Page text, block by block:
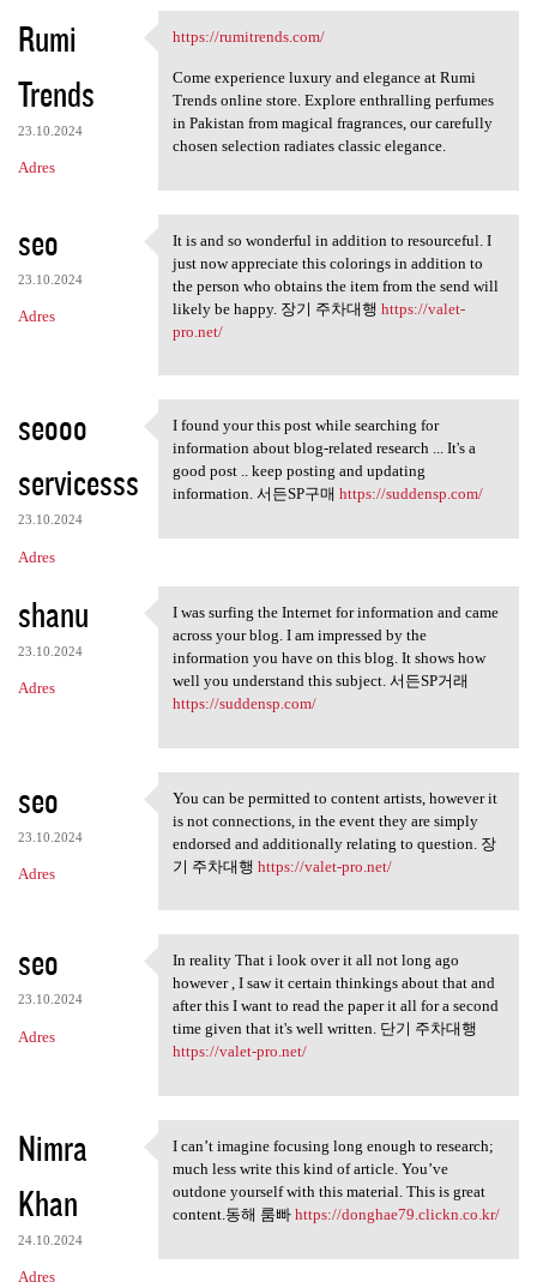
Rumi
Trends
23.10.2024
Adres
https://rumitrends.com/
https://rumitrends.com/
Come experience luxury and elegance at Rumi
Trends online store. Explore enthralling perfumes
in Pakistan from magical fragrances, our carefully
chosen selection radiates classic elegance.
seo
23.10.2024
Adres
It is and so wonderful in
It is and so wonderful in addition to resourceful. I
just now appreciate this colorings in addition to
the person who obtains the item from the send will
likely be happy. 장기 주차대행 https://valet-
pro.net/
seooo
servicesss
23.10.2024
Adres
I found your this post while
I found your this post while searching for
information about blog-related research ... It's a
good post .. keep posting and updating
information. 서든SP구매 https://suddensp.com/
shanu
23.10.2024
Adres
I was surfing the Internet
I was surfing the Internet for information and came
across your blog. I am impressed by the
information you have on this blog. It shows how
well you understand this subject. 서든SP거래
https://suddensp.com/
seo
23.10.2024
Adres
You can be permitted to
You can be permitted to content artists, however it
is not connections, in the event they are simply
endorsed and additionally relating to question. 장
기 주차대행 https://valet-pro.net/
seo
23.10.2024
Adres
In reality That i look over
In reality That i look over it all not long ago
however , I saw it certain thinkings about that and
after this I want to read the paper it all for a second
time given that it's well written. 단기 주차대행
https://valet-pro.net/
Nimra
Khan
24.10.2024
Adres
I can’t imagine focusing long
I can’t imagine focusing long enough to research;
much less write this kind of article. You’ve
outdone yourself with this material. This is great
content.동해 룸빠 https://donghae79.clickn.co.kr/